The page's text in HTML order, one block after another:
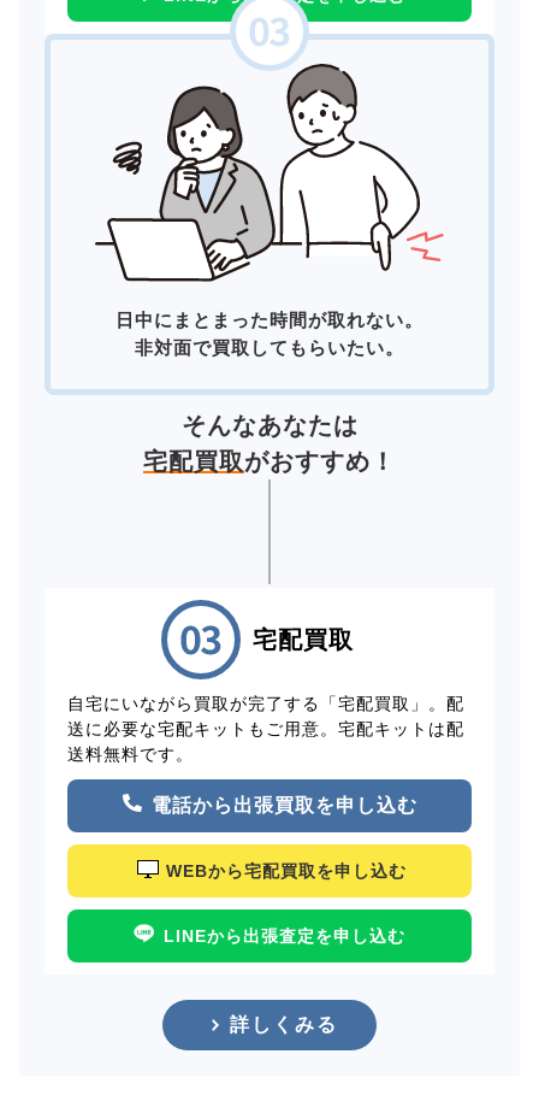
日中にまとまった時間が取れない。
非対面で買取してもらいたい。
そんなあなたは
宅配買取がおすすめ！
宅配買取
自宅にいながら買取が完了する「宅配買取」。配
送に必要な宅配キットもご用意。宅配キットは配
送料無料です。
電話から出張買取を申し込む
WEBから宅配買取を申し込む
LINEから出張査定を申し込む
詳しくみる